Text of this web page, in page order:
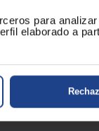
para
elaborado a